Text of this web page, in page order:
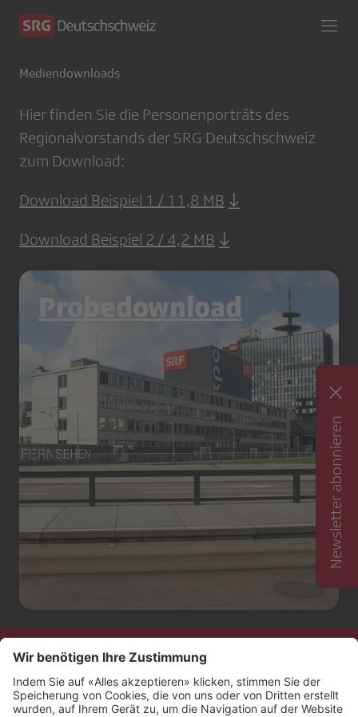
Mediendownloads
Hier finden Sie die Personenporträts des
Regionalvorstands der SRG Deutschschweiz
zum Download:
Download Beispiel 1 / 11,8 MB
Download Beispiel 2 / 4,2 MB
Probedownload
Newsletter abonnieren
Kontakt
Impressum